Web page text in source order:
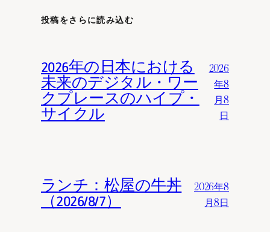
投稿をさらに読み込む
2026年の日本における
未来のデジタル・ワー
クプレースのハイプ・
サイクル
2026
年8
月8
日
ランチ：松屋の牛丼
（2026/8/7）
2026年8
月8日